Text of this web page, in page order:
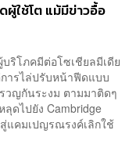
ใช้โต แม้มีข่าวอื้อ
ริโภคมีต่อโซเชียลมีเดีย
การไล่ปรับหน้าฟีดแบบ
วญกันระงม ตามมาติดๆ
ดไปยัง Cambridge
แคมเปญรณรงค์เลิกใช้